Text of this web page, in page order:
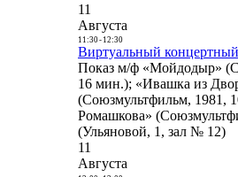
11
Августа
11:30- 12:30
Виртуальный
Показ м/ф «Мойдодыр»
16 мин.); «Ивашка из
(Союзмультфильм, 1981,
Ромашкова»
(Ульяновой, 1, зал № 12)
11
Августа